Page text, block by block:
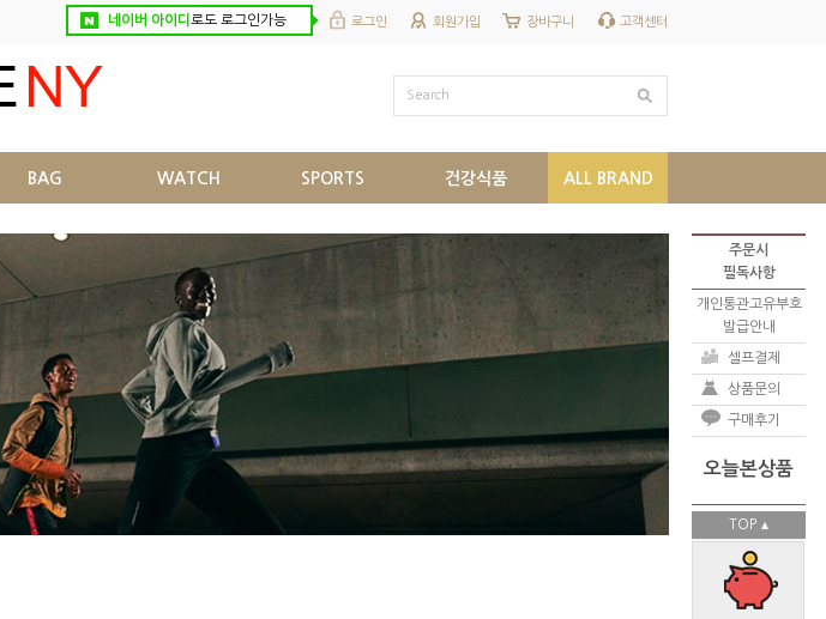
로그인
네이버 아이디 로도 로그인가능 회원가입 장바구니 고객센터
Search
BAG WATCH SPORTS 건강식품 ALL BRAND
주문시
필독사항
개인통관고유부호
발급안내
셀프결제
상품문의
구매후기
오늘본상품
TOP